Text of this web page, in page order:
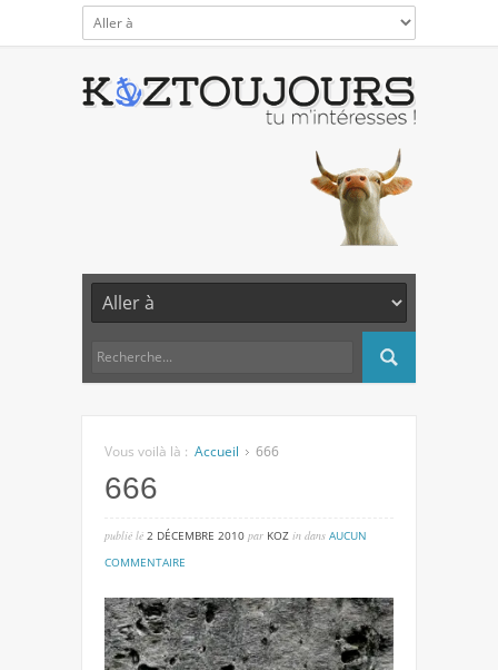
Vous voilà là : Accueil 666
666
publié lé 2 DÉCEMBRE 2010 par KOZ in dans AUCUN
COMMENTAIRE